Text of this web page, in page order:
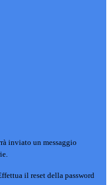
inviato un messaggio
il reset della password